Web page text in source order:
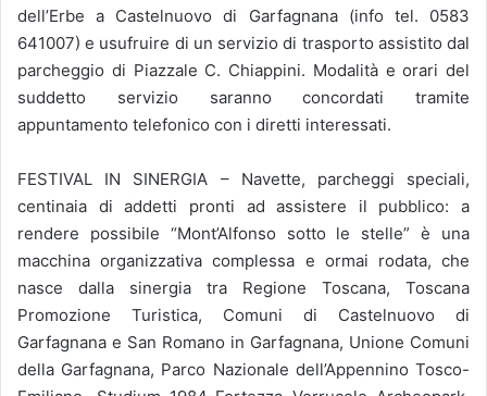
dell’Erbe a Castelnuovo di Garfagnana (info tel. 0583
641007) e usufruire di un servizio di trasporto assistito dal
parcheggio di Piazzale C. Chiappini. Modalità e orari del
suddetto servizio saranno concordati tramite
appuntamento telefonico con i diretti interessati.
FESTIVAL IN SINERGIA – Navette, parcheggi speciali,
centinaia di addetti pronti ad assistere il pubblico: a
rendere possibile “Mont’Alfonso sotto le stelle” è una
macchina organizzativa complessa e ormai rodata, che
nasce dalla sinergia tra Regione Toscana, Toscana
Promozione Turistica, Comuni di Castelnuovo di
Garfagnana e San Romano in Garfagnana, Unione Comuni
della Garfagnana, Parco Nazionale dell’Appennino Tosco-